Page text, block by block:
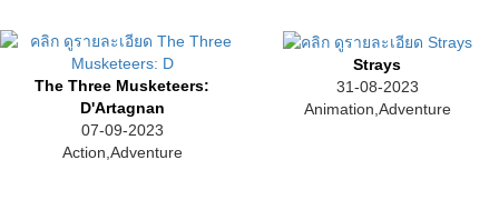
The Three Musketeers:
D'Artagnan
07-09-2023
Action,Adventure
Strays
31-08-2023
Animation,Adventure